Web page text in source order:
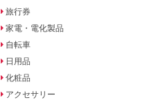
旅行券
家電・電化製品
自転車
日用品
化粧品
アクセサリー